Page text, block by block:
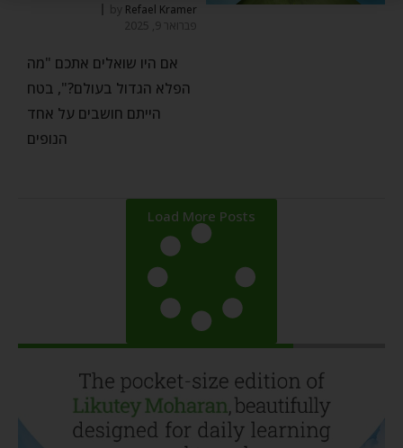
Refael Kramer
פברואר 9, 2025
אם היו שואלים אתכם "מה
הפלא הגדול בעולם?", בטח
הייתם חושבים על אחד
הנופים
Load More Posts